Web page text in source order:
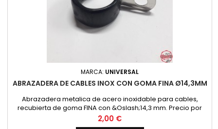
MARCA: UNIVERSAL
ABRAZADERA DE CABLES INOX CON GOMA FINA Ø14,3MM
Abrazadera metalica de acero inoxidable para cables,
recubierta de goma FINA con &Oslash;14,3 mm. Precio por
unidad
Precio
2,00 €